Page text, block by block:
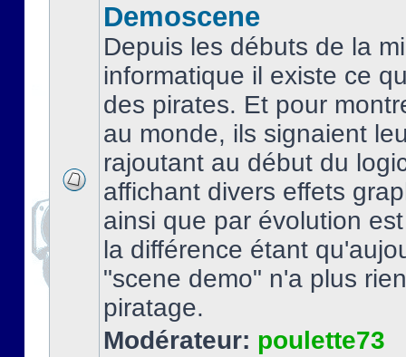
Demoscene
Depuis les débuts de la
informatique il existe ce
des pirates. Et pour
au monde, ils signaient
rajoutant au début du
affichant divers effets
ainsi que par évolution
la différence étant
"scene demo" n'a plus
piratage.
Modérateur: poulette73